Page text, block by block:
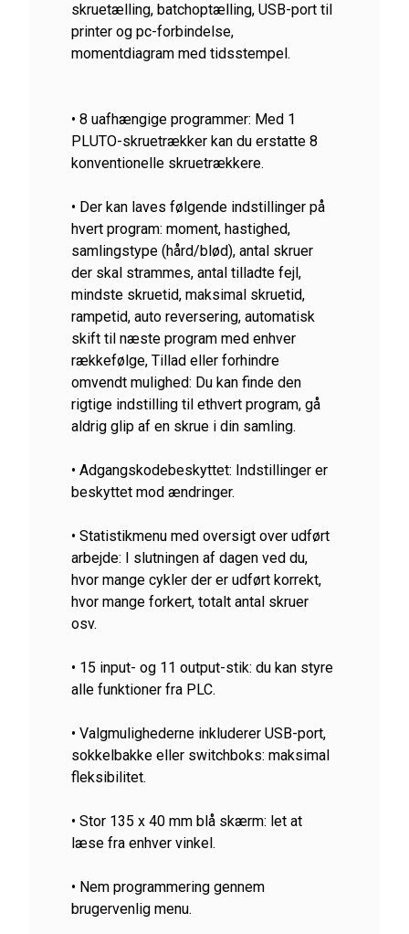
skruetælling, batchoptælling, USB-port til
printer og pc-forbindelse,
momentdiagram med tidsstempel.
• 8 uafhængige programmer: Med 1
PLUTO-skruetrækker kan du erstatte 8
konventionelle skruetrækkere.
• Der kan laves følgende indstillinger på
hvert program: moment, hastighed,
samlingstype (hård/blød), antal skruer
der skal strammes, antal tilladte fejl,
mindste skruetid, maksimal skruetid,
rampetid, auto reversering, automatisk
skift til næste program med enhver
rækkefølge, Tillad eller forhindre
omvendt mulighed: Du kan finde den
rigtige indstilling til ethvert program, gå
aldrig glip af en skrue i din samling.
• Adgangskodebeskyttet: Indstillinger er
beskyttet mod ændringer.
• Statistikmenu med oversigt over udført
arbejde: I slutningen af ​​dagen ved du,
hvor mange cykler der er udført korrekt,
hvor mange forkert, totalt antal skruer
osv.
• 15 input- og 11 output-stik: du kan styre
alle funktioner fra PLC.
• Valgmulighederne inkluderer USB-port,
sokkelbakke eller switchboks: maksimal
fleksibilitet.
• Stor 135 x 40 mm blå skærm: let at
læse fra enhver vinkel.
• Nem programmering gennem
brugervenlig menu.